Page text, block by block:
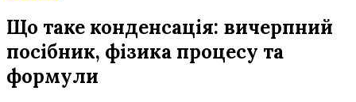
Що таке конденсація: вичерпний
посібник, фізика процесу та
формули